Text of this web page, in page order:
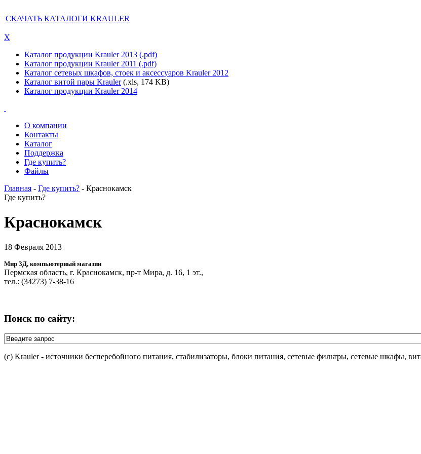
СКАЧАТЬ КАТАЛОГИ KRAULER
X
Каталог продукции Krauler 2013 (.pdf)
Каталог продукции Krauler 2011 (.pdf)
Каталог сетевых шкафов, стоек и аксессуаров Krauler 2012
Каталог витой пары Krauler(.xls, 174 KB)
Каталог продукции Krauler 2014
О компании
Контакты
Каталог
Поддержка
Где купить?
Файлы
Главная - Где купить? - Краснокамск
Где купить?
Краснокамск
18 Февраля 2013
Мир 3Д, компьютерный магазин
Пермская область, г. Краснокамск, пр-т Мира, д. 16, 1 эт.,
тел.: (34273) 7-38-16
Поиск по сайту:
(c) Krauler - источники бесперебойного питания, стабилизаторы, блоки питания, сетевые фильтры, сетевые шкафы,